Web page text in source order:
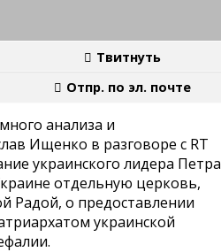
Твитнуть
Отпр. по эл. почте
анализа и
Ищенко в разговоре с RT
украинского лидера Петра
отдельную церковь,
Радой, о предоставлении
украинской